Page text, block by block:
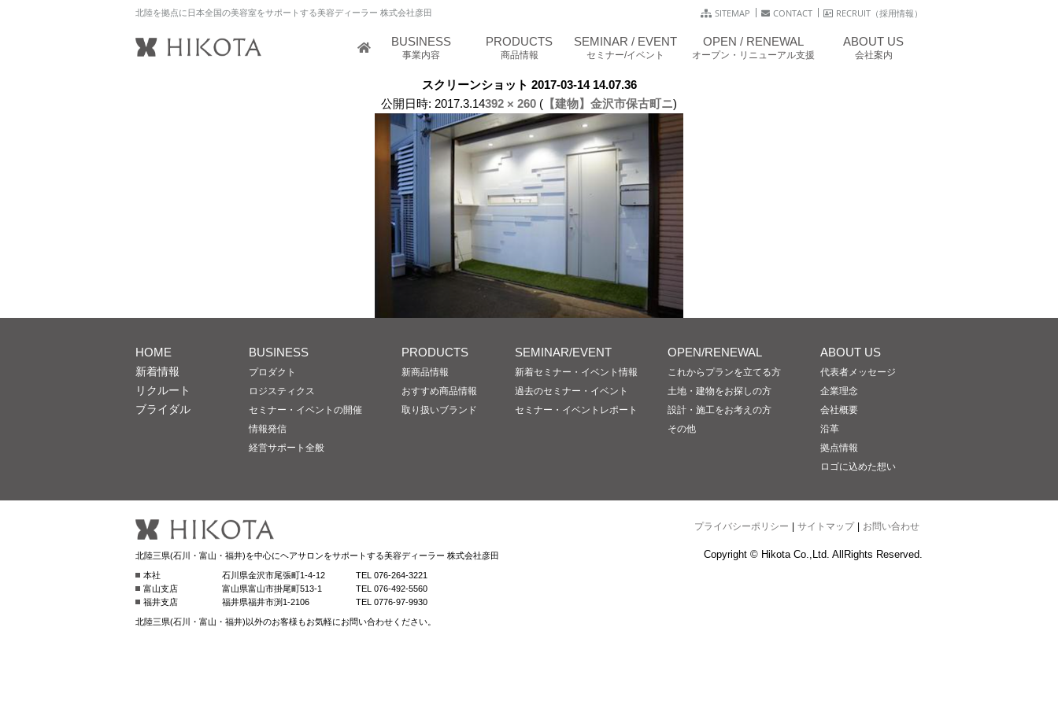
北陸を拠点に日本全国の美容室をサポートする美容ディーラー 株式会社彦田 SITEMAP CONTACT RECRUIT（採用情報）
BUSINESS
事業内容
PRODUCTS
商品情報
SEMINAR / EVENT
セミナー/イベント
OPEN / RENEWAL
オープン・リニューアル支援
ABOUT US
会社案内
スクリーンショット 2017-03-14 14.07.36
公開日時: 2017.3.14392 × 260 ( 【建物】金沢市保古町ニ)
HOME
新着情報
リクルート
ブライダル
BUSINESS
プロダクト
ロジスティクス
セミナー・イベントの開催
情報発信
経営サポート全般
PRODUCTS
新商品情報
おすすめ商品情報
取り扱いブランド
SEMINAR/EVENT
新着セミナー・イベント情報
過去のセミナー・イベント
セミナー・イベントレポート
OPEN/RENEWAL
これからプランを立てる方
土地・建物をお探しの方
設計・施工をお考えの方
その他
ABOUT US
代表者メッセージ
企業理念
会社概要
沿革
拠点情報
ロゴに込めた想い
北陸三県(石川・富山・福井)を中心にヘアサロンをサポートする美容ディーラー 株式会社彦田
本社 石川県金沢市尾張町1-4-12
TEL 076-264-3221
富山支店
富山県富山市掛尾町513-1
TEL 076-492-5560
福井支店
福井県福井市渕1-2106 TEL 0776-97-9930
北陸三県(石川・富山・福井)以外のお客様もお気軽にお問い合わせください。
プライバシーポリシー サイトマップ お問い合わせ
Copyright © Hikota Co.,Ltd. AllRights Reserved.